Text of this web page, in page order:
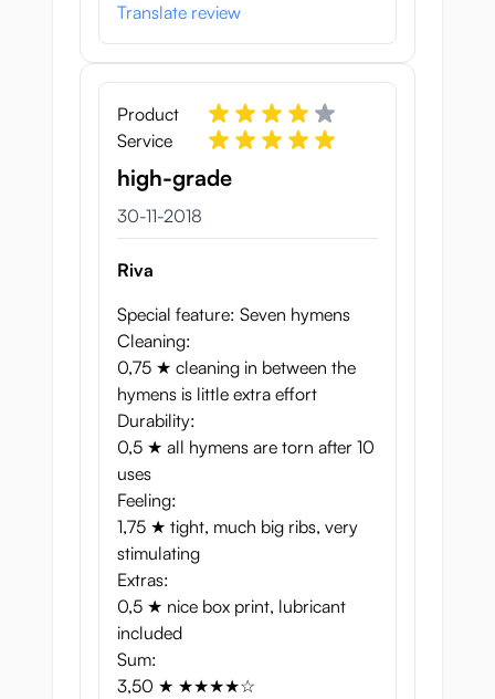
Translate review
Product
Service
high-grade
30 november 2018
30-11-2018
Riva
Special feature: Seven hymens
Cleaning:
0,75 ★ cleaning in between the
hymens is little extra effort
Durability:
0,5 ★ all hymens are torn after 10
uses
Feeling:
1,75 ★ tight, much big ribs, very
stimulating
Extras:
0,5 ★ nice box print, lubricant
included
Sum:
3,50 ★ ★★★★☆